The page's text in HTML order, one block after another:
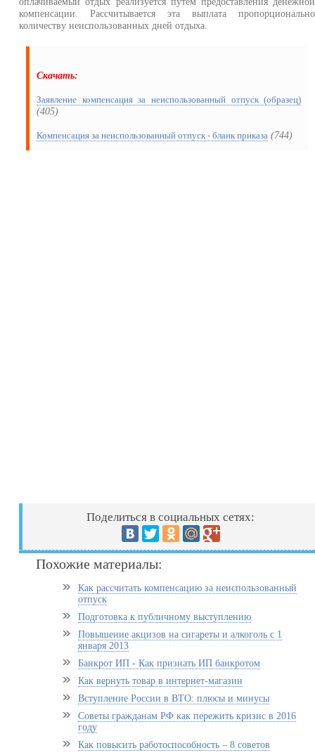
компенсации. Рассчитывается эта выплата пропорционально
количеству неиспользованных дней отдыха.
Скачать:
Заявление компенсация за неиспользованный отпуск (образец)
(405)
Компенсация за неиспользованный отпуск - бланк приказа (744)
Поделиться в социальных сетях:
Похожие материалы:
Как рассчитать компенсацию за неиспользованный
отпуск
Подготовка к публичному выступлению
Повышение акцизов на сигареты и алкоголь с 1
января 2013
Банкрот ИП - Как признать ИП банкротом
Как вернуть товар в интернет-магазин
Вступление России в ВТО: плюсы и минусы
Советы гражданам РФ как пережить кризис в 2016
году
Как повысить работоспособность – 8 советов